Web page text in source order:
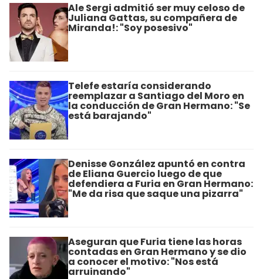
Ale Sergi admitió ser muy celoso de
Juliana Gattas, su compañera de
Miranda!: "Soy posesivo"
Telefe estaría considerando
reemplazar a Santiago del Moro en
la conducción de Gran Hermano: "Se
está barajando"
Denisse González apuntó en contra
de Eliana Guercio luego de que
defendiera a Furia en Gran Hermano:
"Me da risa que saque una pizarra"
Aseguran que Furia tiene las horas
contadas en Gran Hermano y se dio
a conocer el motivo: "Nos está
arruinando"